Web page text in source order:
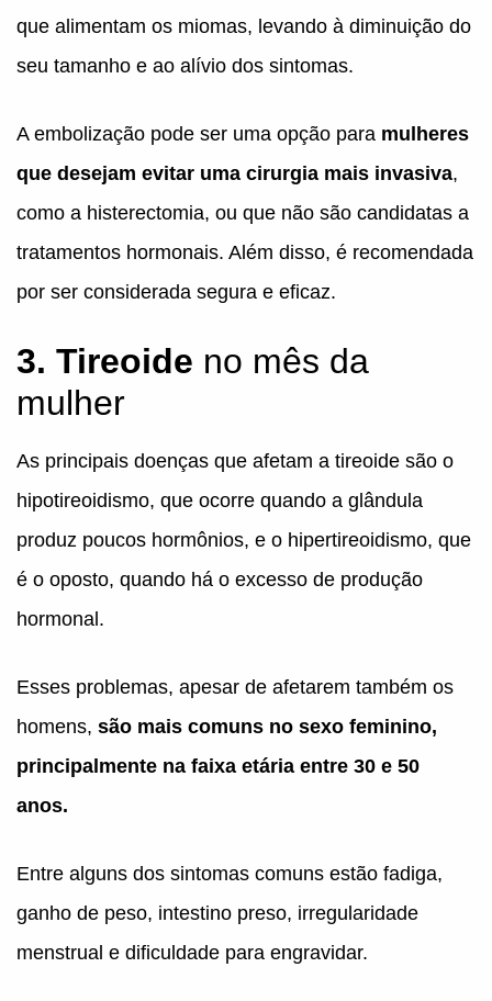
que alimentam os miomas, levando à diminuição do
seu tamanho e ao alívio dos sintomas.
A embolização pode ser uma opção para mulheres
que desejam evitar uma cirurgia mais invasiva,
como a histerectomia, ou que não são candidatas a
tratamentos hormonais. Além disso, é recomendada
por ser considerada segura e eficaz.
3. Tireoide no mês da
mulher
As principais doenças que afetam a tireoide são o
hipotireoidismo, que ocorre quando a glândula
produz poucos hormônios, e o hipertireoidismo, que
é o oposto, quando há o excesso de produção
hormonal.
Esses problemas, apesar de afetarem também os
homens, são mais comuns no sexo feminino,
principalmente na faixa etária entre 30 e 50
anos.
Entre alguns dos sintomas comuns estão fadiga,
ganho de peso, intestino preso, irregularidade
menstrual e dificuldade para engravidar.